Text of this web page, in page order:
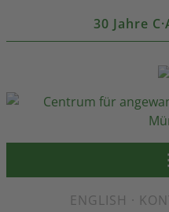
30 Jahre
ENGLISH ·